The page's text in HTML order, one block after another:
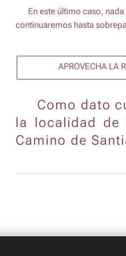
🔎 En este último caso,
continuaremos hasta
APROVECHA LA
Como dato
la localidad de
Camino de